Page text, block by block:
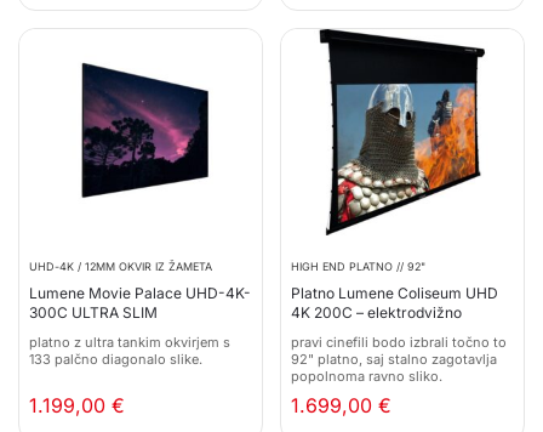
UHD-4K / 12MM OKVIR IZ ŽAMETA
Lumene Movie Palace UHD-4K-
300C ULTRA SLIM
platno z ultra tankim okvirjem s
133 palčno diagonalo slike.
1.199,00 €
HIGH END PLATNO // 92"
Platno Lumene Coliseum UHD
4K 200C – elektrodvižno
pravi cinefili bodo izbrali točno to
92" platno, saj stalno zagotavlja
popolnoma ravno sliko.
1.699,00 €